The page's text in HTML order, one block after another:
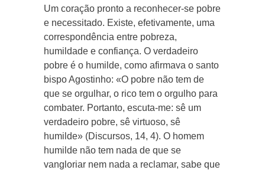
Um coração pronto a reconhecer-se pobre
e necessitado. Existe, efetivamente, uma
correspondência entre pobreza,
humildade e confiança. O verdadeiro
pobre é o humilde, como afirmava o santo
bispo Agostinho: «O pobre não tem de
que se orgulhar, o rico tem o orgulho para
combater. Portanto, escuta-me: sê um
verdadeiro pobre, sê virtuoso, sê
humilde» (Discursos, 14, 4). O homem
humilde não tem nada de que se
vangloriar nem nada a reclamar, sabe que